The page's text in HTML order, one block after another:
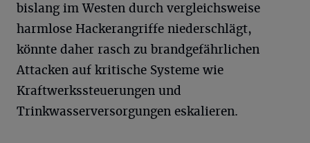
bislang im Westen durch vergleichsweise
harmlose Hackerangriffe niederschlägt,
könnte daher rasch zu brandgefährlichen
Attacken auf kritische Systeme wie
Kraftwerkssteuerungen und
Trinkwasserversorgungen eskalieren.